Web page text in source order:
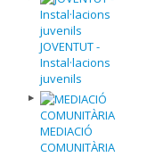
JOVENTUT -
Instal·lacions
juvenils
MEDIACIÓ
COMUNITÀRIA